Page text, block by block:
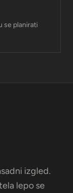
se planirati
izgled.
lepo se